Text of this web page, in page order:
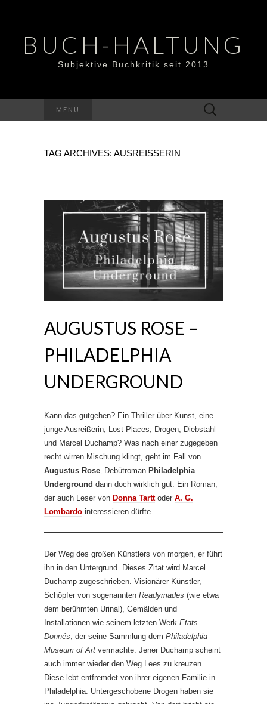
BUCH-HALTUNG
Subjektive Buchkritik seit 2013
MENU
Suchen
nach:
TAG ARCHIVES: AUSREISSERIN
AUGUSTUS ROSE –
PHILADELPHIA
UNDERGROUND
Kann das gutgehen? Ein Thriller über Kunst, eine
junge Ausreißerin, Lost Places, Drogen, Diebstahl
und Marcel Duchamp? Was nach einer zugegeben
recht wirren Mischung klingt, geht im Fall von
Augustus Rose ‚ Debütroman Philadelphia
Underground dann doch wirklich gut. Ein Roman,
der auch Leser von Donna Tarttoder A. G.
Lombardo interessieren dürfte.
Der Weg des großen Künstlers von morgen, er führt
ihn in den Untergrund. Dieses Zitat wird Marcel
Duchamp zugeschrieben. Visionärer Künstler,
Schöpfer von sogenannten Readymades (wie etwa
dem berühmten Urinal), Gemälden und
Installationen wie seinem letzten Werk Etats
Donnés , der seine Sammlung dem Philadelphia
Museum of Art vermachte. Jener Duchamp scheint
auch immer wieder den Weg Lees zu kreuzen.
Diese lebt entfremdet von ihrer eigenen Familie in
Philadelphia. Untergeschobene Drogen haben sie